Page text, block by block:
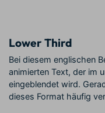
Lower Third
Bei diesem englischen
animierten Text, der im
eingeblendet wird.
dieses Format häufig